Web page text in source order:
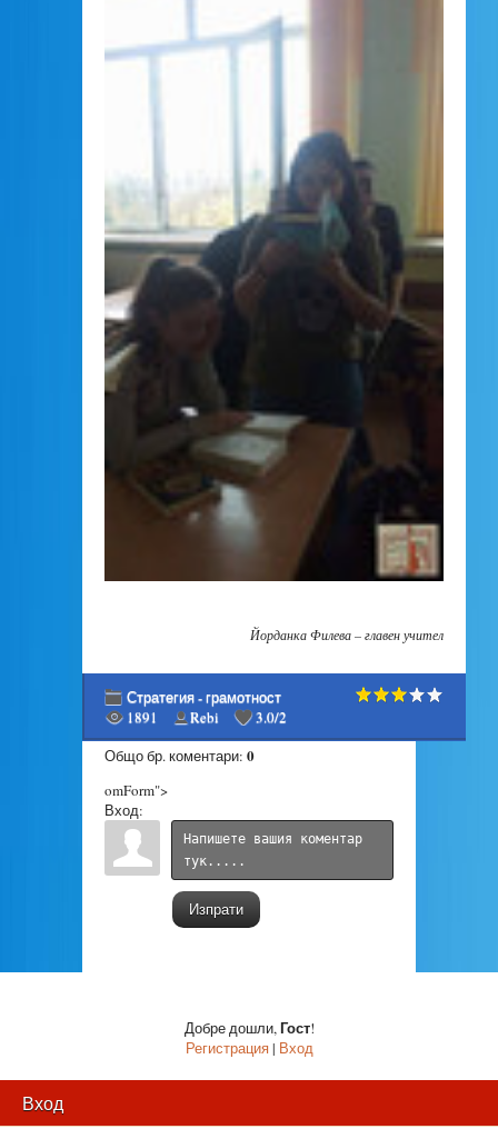
Йорданка Филева – главен учител
Стратегия - грамотност
1891
Rebi 3.0/2
Общо бр. коментари: 0
omForm">
Вход:
Изпрати
Добре дошли,Гост!
Регистрация| Вход
Вход